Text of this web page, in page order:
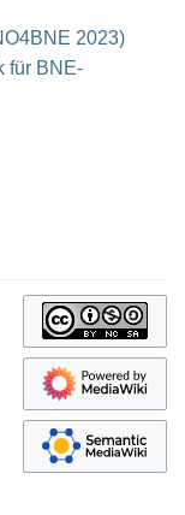
2023)
für BNE-